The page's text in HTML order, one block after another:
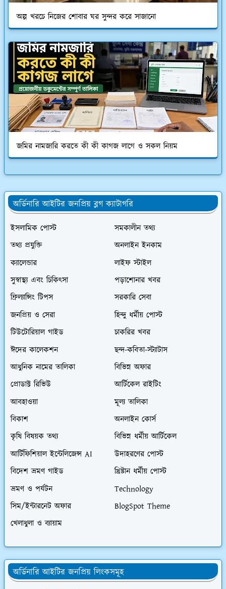
অল্প খরচে নিজের শোবার ঘর সুন্দর করে সাজানো
জমির নামজারি করতে কী কী কাগজ লাগে ও সকল নিয়ম
অর্ডিনারি আইটির জনপ্রিয় ব্লগ ক্যাটাগরি
ইসলামিক পোস্ট
সমকালীন তথ্য
তথ্য প্রযুক্তি
অনলাইন ইনকাম
ক্যালেন্ডার
লাইফ স্টাইল
সুস্বাস্থ্য এবং চিকিৎসা
পড়াশোনার খবর
ফ্রিল্যান্সিং টিপস
সরকারি সেবা
জনপ্রিয় ও সেরা
হিন্দু ধর্মীয় পোস্ট
টিউটোরিয়াল গাইড
চাকরির খবর
ঈদের কালেকশন
ছন্দ-কবিতা-স্ট্যাটাস
আধুনিক নামের তালিকা
বিভিন্ন অফার
প্রোডাক্ট রিভিউ
আর্টিকেল রাইটিং
আবহাওয়া
মূল্য তালিকা
বিকাশ
অনলাইন কোর্স
কৃষি বিষয়ক তথ্য
বিভিন্ন ধর্মীয় আর্টিকেল
আর্টিফিশিয়াল ইন্টেলিজেন্স AI
উদাহরণের পোস্ট
বিদেশ ভ্রমণ গাইড
খ্রিষ্টান ধর্মীয় পোস্ট
ভ্রমণ ও পর্যটন
Technology
সিম/ইন্টারনেট অফার
BlogSpot Theme
খেলাধুলা ও ব্যায়াম
অর্ডিনারি আইটির জনপ্রিয় লিংকসমূহ